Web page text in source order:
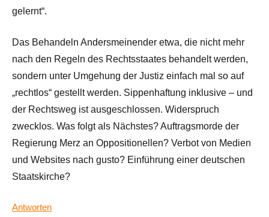
gelernt“.
Das Behandeln Andersmeinender etwa, die nicht mehr
nach den Regeln des Rechtsstaates behandelt werden,
sondern unter Umgehung der Justiz einfach mal so auf
„rechtlos“ gestellt werden. Sippenhaftung inklusive – und
der Rechtsweg ist ausgeschlossen. Widerspruch
zwecklos. Was folgt als Nächstes? Auftragsmorde der
Regierung Merz an Oppositionellen? Verbot von Medien
und Websites nach gusto? Einführung einer deutschen
Staatskirche?
Antworten